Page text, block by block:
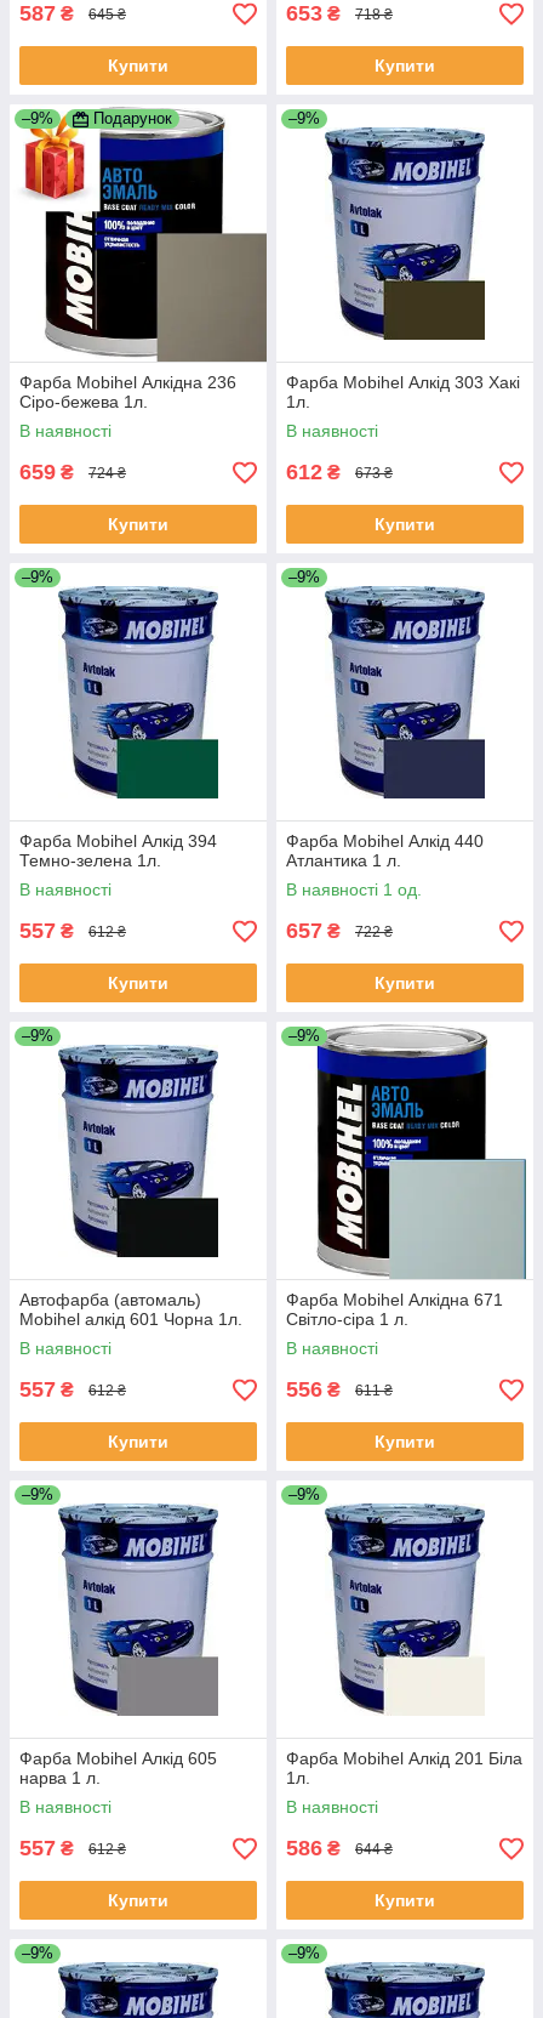
587 ₴ 645 ₴
Купити
653 ₴ 718 ₴
Купити
–9% Подарунок
Фарба Mobihel Алкідна 236
Сіро-бежева 1л.
В наявності
659 ₴ 724 ₴
Купити
–9%
Фарба Mobihel Алкід 303 Хакі
1л.
В наявності
612 ₴ 673 ₴
Купити
–9%
Фарба Mobihel Алкід 394
Темно-зелена 1л.
В наявності
557 ₴ 612 ₴
Купити
–9%
Фарба Mobihel Алкід 440
Атлантика 1 л.
В наявності 1 од.
657 ₴ 722 ₴
Купити
–9%
Автофарба (автомаль)
Mobihel алкід 601 Чорна 1л.
В наявності
557 ₴ 612 ₴
Купити
–9%
Фарба Mobihel Алкідна 671
Світло-сіра 1 л.
В наявності
556 ₴ 611 ₴
Купити
–9%
Фарба Mobihel Алкід 605
нарва 1 л.
В наявності
557 ₴ 612 ₴
Купити
–9%
Фарба Mobihel Алкід 201 Біла
1л.
В наявності
586 ₴ 644 ₴
Купити
–9% –9%